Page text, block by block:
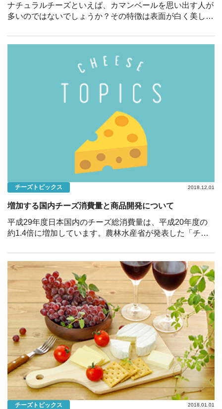
ナチュラルチーズといえば、カマンベールを思い出す人が
多いのではないでしょうか？その特徴は表面が白く美しい
チーズトピックス 2018.12.01
増加する国内チーズ消費量と商品開発について
平成29年度日本国内のチーズ総消費量は、平成20年度の
約1.4倍に増加しています。農林水産省が発表した「チー
量は338,344ｔ、前年対比105.3％であり、これは平 […]
チーズトピックス 2018.01.01